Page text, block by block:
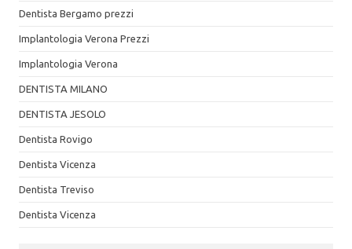
Dentista Bergamo prezzi
Implantologia Verona Prezzi
Implantologia Verona
DENTISTA MILANO
DENTISTA JESOLO
Dentista Rovigo
Dentista Vicenza
Dentista Treviso
Dentista Vicenza